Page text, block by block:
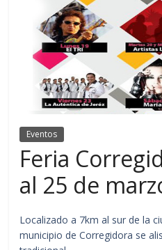
Eventos
Feria
al 25 de
Localizado a 7km al sur de la
municipio de Corregidora se